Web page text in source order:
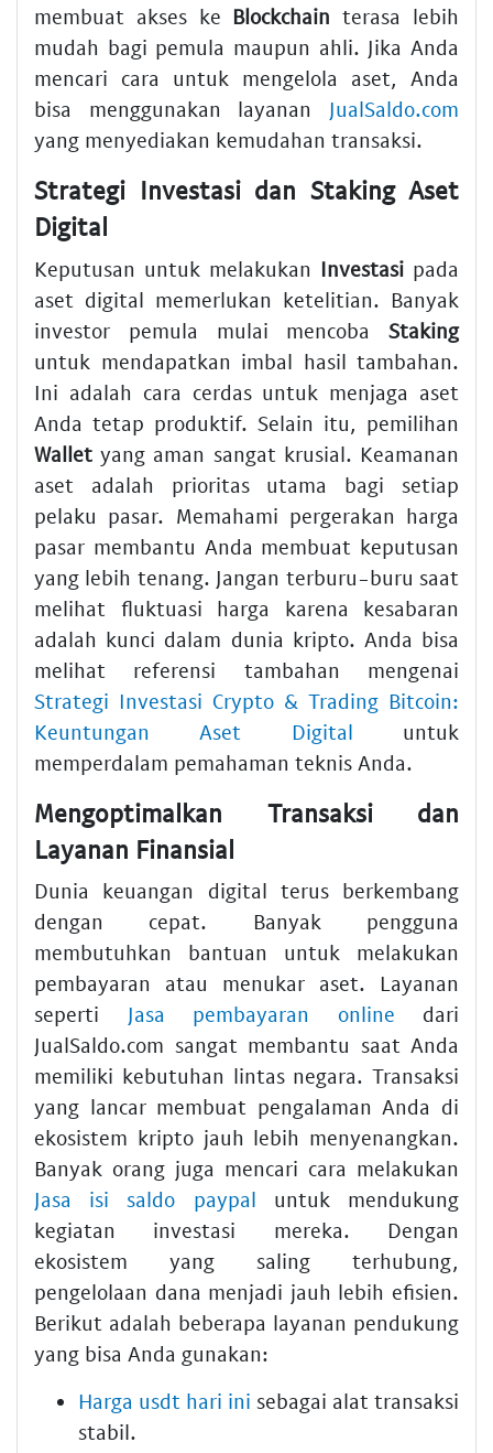
membuat akses ke Blockchain terasa lebih
mudah bagi pemula maupun ahli. Jika Anda
mencari cara untuk mengelola aset, Anda
bisa menggunakan layanan JualSaldo.com
yang menyediakan kemudahan transaksi.
Strategi Investasi dan Staking Aset
Digital
Keputusan untuk melakukan Investasi pada
aset digital memerlukan ketelitian. Banyak
investor pemula mulai mencoba Staking
untuk mendapatkan imbal hasil tambahan.
Ini adalah cara cerdas untuk menjaga aset
Anda tetap produktif. Selain itu, pemilihan
Wallet yang aman sangat krusial. Keamanan
aset adalah prioritas utama bagi setiap
pelaku pasar. Memahami pergerakan harga
pasar membantu Anda membuat keputusan
yang lebih tenang. Jangan terburu-buru saat
melihat fluktuasi harga karena kesabaran
adalah kunci dalam dunia kripto. Anda bisa
melihat referensi tambahan mengenai
Strategi Investasi Crypto & Trading Bitcoin:
Keuntungan Aset Digital untuk
memperdalam pemahaman teknis Anda.
Mengoptimalkan Transaksi dan
Layanan Finansial
Dunia keuangan digital terus berkembang
dengan cepat. Banyak pengguna
membutuhkan bantuan untuk melakukan
pembayaran atau menukar aset. Layanan
seperti Jasa pembayaran online dari
JualSaldo.com sangat membantu saat Anda
memiliki kebutuhan lintas negara. Transaksi
yang lancar membuat pengalaman Anda di
ekosistem kripto jauh lebih menyenangkan.
Banyak orang juga mencari cara melakukan
Jasa isi saldo paypal untuk mendukung
kegiatan investasi mereka. Dengan
ekosistem yang saling terhubung,
pengelolaan dana menjadi jauh lebih efisien.
Berikut adalah beberapa layanan pendukung
yang bisa Anda gunakan:
Harga usdt hari ini sebagai alat transaksi
stabil.